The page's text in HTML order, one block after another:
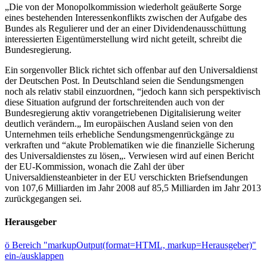
„Die von der Monopolkommission wiederholt geäußerte Sorge
eines bestehenden Interessenkonflikts zwischen der Aufgabe des
Bundes als Regulierer und der an einer Dividendenausschüttung
interessierten Eigentümerstellung wird nicht geteilt, schreibt die
Bundesregierung.
Ein sorgenvoller Blick richtet sich offenbar auf den Universaldienst
der Deutschen Post. In Deutschland seien die Sendungsmengen
noch als relativ stabil einzuordnen, “jedoch kann sich perspektivisch
diese Situation aufgrund der fortschreitenden auch von der
Bundesregierung aktiv vorangetriebenen Digitalisierung weiter
deutlich verändern.„ Im europäischen Ausland seien von den
Unternehmen teils erhebliche Sendungsmengenrückgänge zu
verkraften und “akute Problematiken wie die finanzielle Sicherung
des Universaldienstes zu lösen„. Verwiesen wird auf einen Bericht
der EU-Kommission, wonach die Zahl der über
Universaldiensteanbieter in der EU verschickten Briefsendungen
von 107,6 Milliarden im Jahr 2008 auf 85,5 Milliarden im Jahr 2013
zurückgegangen sei.
Herausgeber
ö Bereich "markupOutput(format=HTML, markup=Herausgeber)"
ein-/ausklappen